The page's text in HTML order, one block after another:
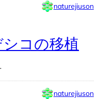
naturejiuson
コの移植
naturejiuson